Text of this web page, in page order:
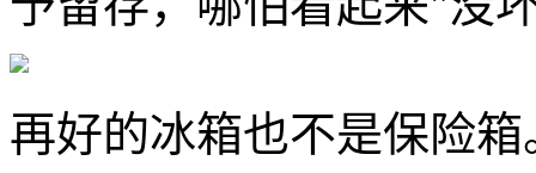
再好的冰箱也不是保险